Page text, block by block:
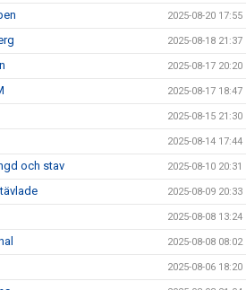
2025-08-20 17:55
2025-08-18 21:37
2025-08-17 20:20
2025-08-17 18:47
2025-08-15 21:30
2025-08-14 17:44
och stav 2025-08-10 20:31
2025-08-09 20:33
2025-08-08 13:24
2025-08-08 08:02
2025-08-06 18:20